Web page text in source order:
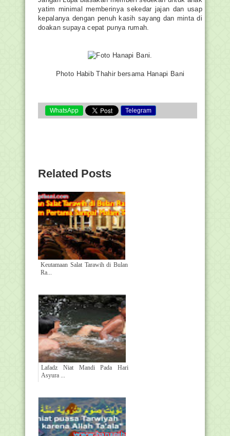
yatim minimal memberinya sekedar jajan dan usap
kepalanya dengan penuh kasih sayang dan minta di
doakan supaya cepat punya rumah.
Photo Habib Thahir bersama Hanapi Bani
WhatsApp Telegram
Related Posts
Keutamaan Salat Tarawih di Bulan
Ra...
Lafadz Niat Mandi Pada Hari
Asyura ...